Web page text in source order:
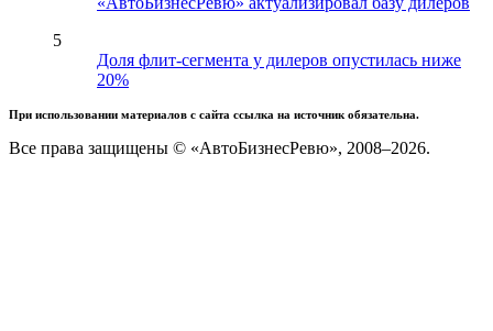
5
Доля флит-сегмента у дилеров опустилась ниже
20%
При использовании материалов с сайта ссылка на источник обязательна.
Все права защищены © «АвтоБизнесРевю», 2008–2026.